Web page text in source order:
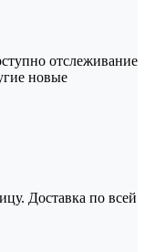
отслеживание
новые
Доставка по всей